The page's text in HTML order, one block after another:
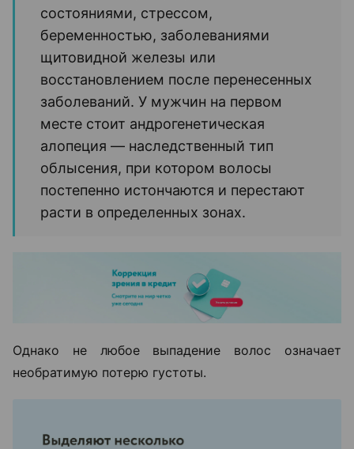
состояниями, стрессом,
беременностью, заболеваниями
щитовидной железы или
восстановлением после перенесенных
заболеваний. У мужчин на первом
месте стоит андрогенетическая
алопеция — наследственный тип
облысения, при котором волосы
постепенно истончаются и перестают
расти в определенных зонах.
Однако не любое выпадение волос означает
необратимую потерю густоты.